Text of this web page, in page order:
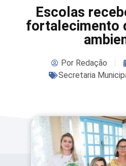
Escolas
fortalecimento
PorRedação
Secretaria